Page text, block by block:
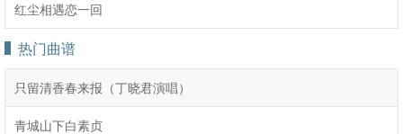
红尘相遇恋一回
热门曲谱
只留清香春来报（丁晓君演唱）
青城山下白素贞